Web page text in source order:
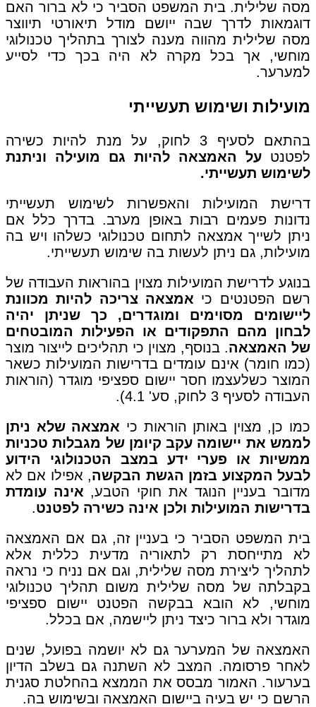
מסה שלילית. בית המשפט הסביר כי לא ברור האם
דוגמאות לדרך שבה ייושם מודל תיאורטי תיווצר
מסה שלילית מהווה מענה לצורך בתהליך טכנולוגי
מוחשי, אך בכל מקרה לא היה בכך כדי לסייע
למערער.
מועילות ושימוש תעשייתי
בהתאם לסעיף 3 לחוק, על מנת להיות כשירה
לפטנט על האמצאה להיות גם מועילה וניתנת
לשימוש תעשייתי.
דרישת המועילות והאפשרות לשימוש תעשייתי
נדונות פעמים רבות באופן מערב. בדרך כלל אם
ניתן לשייך אמצאה לתחום טכנולוגי כשלהו ויש בה
מועילות, גם ניתן לעשות בה שימוש תעשייתי.
בנוגע לדרישת המועילות מצוין בהוראות העבודה של
רשם הפטנטים כי אמצאה צריכה להיות מכוונת
ליישומים מסוימים ומוגדרים, כך שניתן יהיה
לבחון מהם התפקודים או הפעילות המובטחים
של האמצאה. בנוסף, מצוין כי תהליכים לייצור מוצר
(כמו חומר) אינם עומדים בדרישות המועילות כשאר
המוצר כשלעצמו חסר יישום ספציפי מוגדר (הוראות
העבודה לסעיף 3 לחוק, סע' 4.1).
כמו כן, מצוין באותן הוראות כי אמצאה שלא ניתן
לממש את יישומה עקב קיומן של מגבלות טכניות
ממשיות או פערי ידע במצב הטכנולוגי הידוע
לבעל המקצוע בזמן הגשת הבקשה, אפילו אם לא
מדובר בעניין הנוגד את חוקי הטבע, אינה עומדת
בדרישות המועילות ולכן אינה כשירה לפטנט.
בית המשפט הסביר כי בעניין זה, גם אם האמצאה
לא מתייחסת רק לתאוריה מדעית כללית אלא
לתהליך ליצירת מסה שלילית, וגם אם נניח כי נראה
בקבלתה של מסה שלילית משום תהליך טכנולוגי
מוחשי, לא הובא בבקשה הפטנט יישום ספציפי
מוגדר ולא ברור כיצד ניתן ליישמה, אם בכלל.
האמצאה של המערער גם לא יושמה בפועל, שנים
לאחר פרסומה. המצב לא השתנה גם בשלב הדיון
בערעור. האמור מבסס את הממצא בהחלטת סגנית
הרשם כי יש בעיה ביישום האמצאה ובשימוש בה.